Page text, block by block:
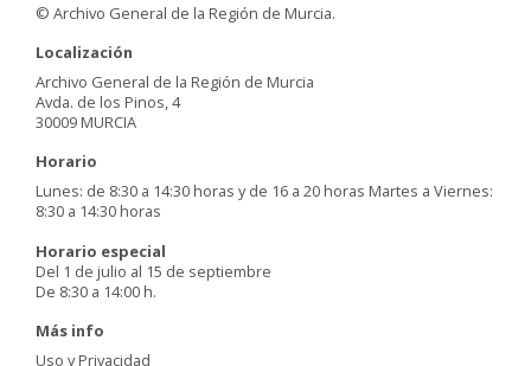
© Archivo General de la Región de Murcia.
Localización
Archivo General de la Región de Murcia
Avda. de los Pinos, 4
30009 MURCIA
Horario
Lunes: de 8:30 a 14:30 horas y de 16 a 20 horas Martes a Viernes:
8:30 a 14:30 horas
Horario especial
Del 1 de julio al 15 de septiembre
De 8:30 a 14:00 h.
Más info
Uso y Privacidad